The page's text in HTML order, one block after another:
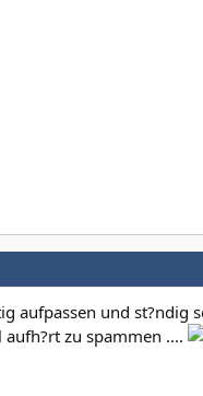
aufpassen und st?ndig
zu spammen ....